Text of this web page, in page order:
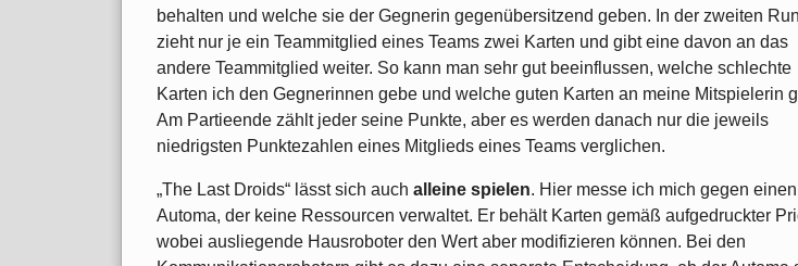
behalten und welche sie der Gegnerin gegenübersitzend geben. In der zweiten
zieht nur je ein Teammitglied eines Teams zwei Karten und gibt eine davon an das
andere Teammitglied weiter. So kann man sehr gut beeinflussen, welche schlechte
Karten ich den Gegnerinnen gebe und welche guten Karten an meine Mitspielerin
Am Partieende zählt jeder seine Punkte, aber es werden danach nur die jeweils
niedrigsten Punktezahlen eines Mitglieds eines Teams verglichen.
„The Last Droids“ lässt sich auch alleine spielen. Hier messe ich mich gegen einen
Automa, der keine Ressourcen verwaltet. Er behält Karten gemäß aufgedruckter
wobei ausliegende Hausroboter den Wert aber modifizieren können. Bei den